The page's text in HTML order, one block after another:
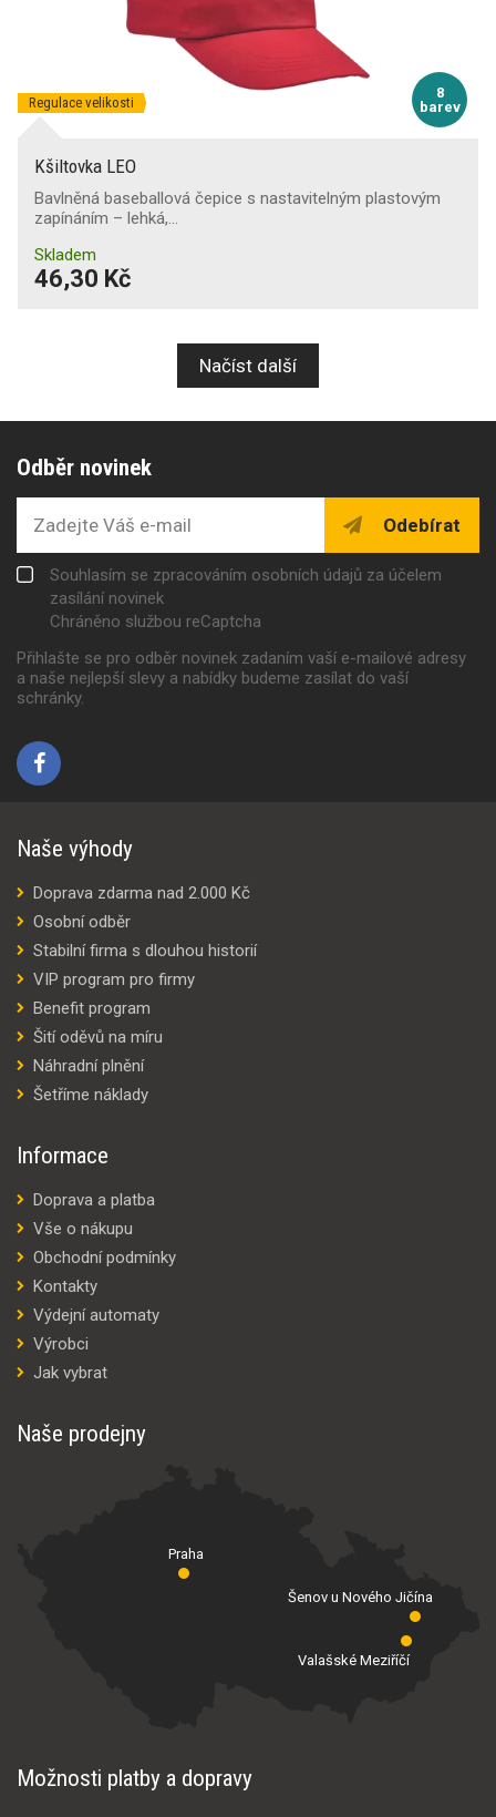
8
barev
Regulace velikosti
Kšiltovka LEO
Bavlněná baseballová čepice s nastavitelným plastovým
zapínáním – lehká,…
Skladem
46,30 Kč
Načíst další
Odběr novinek
Odebírat
Souhlasím se zpracováním osobních údajů za účelem
zasílání novinek
Chráněno službou reCaptcha
Přihlašte se pro odběr novinek zadaním vaší e-mailové adresy
a naše nejlepší slevy a nabídky budeme zasílat do vaší
schránky.
Naše výhody
Doprava zdarma nad 2.000 Kč
Osobní odběr
Stabilní firma s dlouhou historií
VIP program pro firmy
Benefit program
Šití oděvů na míru
Náhradní plnění
Šetříme náklady
Informace
Doprava a platba
Vše o nákupu
Obchodní podmínky
Kontakty
Výdejní automaty
Výrobci
Jak vybrat
Naše prodejny
Praha
Valašské Meziříčí
Šenov u Nového Jičína
Možnosti platby a dopravy